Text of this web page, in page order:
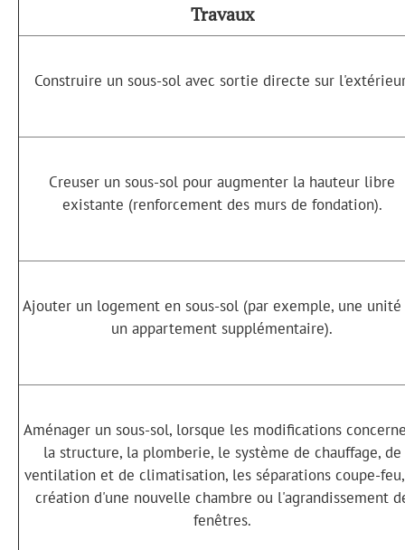
Travaux
Construire un sous-sol avec sortie directe sur
Creuser un sous-sol pour augmenter la hauteur libre
existante (renforcement des murs de fondation).
Ajouter un logement en sous-sol (par exemple, une unité
un appartement supplémentaire).
Aménager un sous-sol, lorsque les modifications
la structure, la plomberie, le système de chauffage, de
ventilation et de climatisation, les séparations coupe-
création d'une nouvelle chambre ou l'agrandissement
fenêtres.